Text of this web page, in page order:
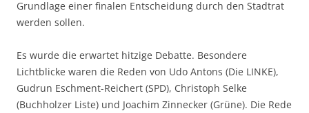
Grundlage einer finalen Entscheidung durch den Stadtrat
werden sollen.
Es wurde die erwartet hitzige Debatte. Besondere
Lichtblicke waren die Reden von Udo Antons (Die LINKE),
Gudrun Eschment-Reichert (SPD), Christoph Selke
(Buchholzer Liste) und Joachim Zinnecker (Grüne). Die Rede